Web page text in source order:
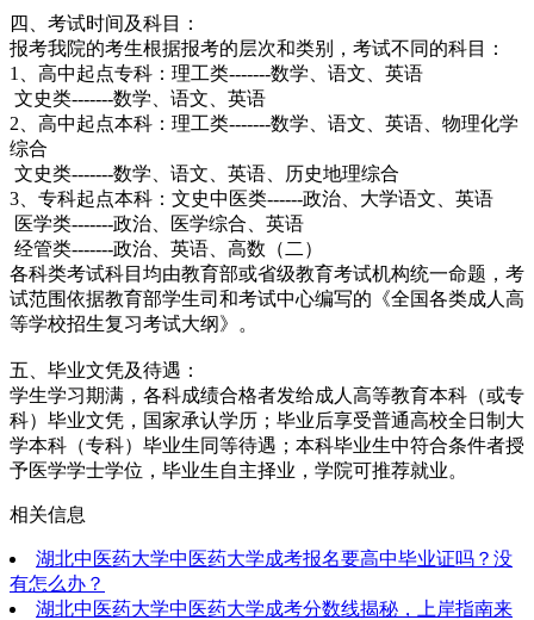
四、考试时间及科目：
报考我院的考生根据报考的层次和类别，考试不同的科目：
1、高中起点专科：理工类-------数学、语文、英语
文史类-------数学、语文、英语
2、高中起点本科：理工类-------数学、语文、英语、物理化学
综合
文史类-------数学、语文、英语、历史地理综合
3、专科起点本科：文史中医类------政治、大学语文、英语
医学类-------政治、医学综合、英语
经管类-------政治、英语、高数（二）
各科类考试科目均由教育部或省级教育考试机构统一命题，考
试范围依据教育部学生司和考试中心编写的《全国各类成人高
等学校招生复习考试大纲》。
五、毕业文凭及待遇：
学生学习期满，各科成绩合格者发给成人高等教育本科（或专
科）毕业文凭，国家承认学历；毕业后享受普通高校全日制大
学本科（专科）毕业生同等待遇；本科毕业生中符合条件者授
予医学学士学位，毕业生自主择业，学院可推荐就业。
相关信息
湖北中医药大学中医药大学成考报名要高中毕业证吗？没
有怎么办？
湖北中医药大学中医药大学成考分数线揭秘，上岸指南来